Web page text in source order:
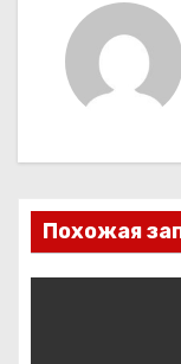
о
з
Похожая